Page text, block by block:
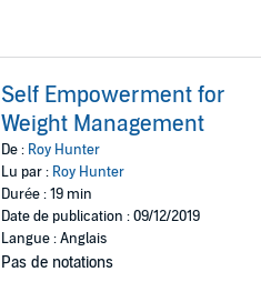
Self Empowerment for
Weight Management
De : Roy Hunter
Lu par : Roy Hunter
Durée : 19 min
Date de publication : 09/12/2019
Langue : Anglais
Pas de notations